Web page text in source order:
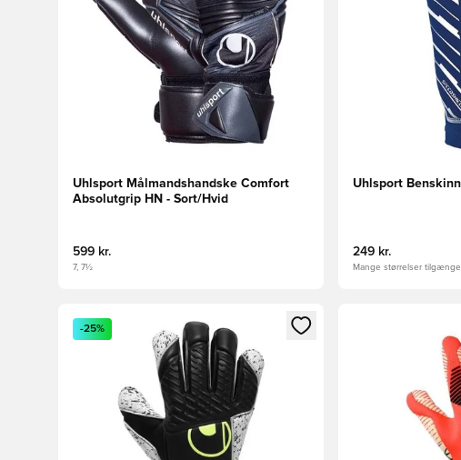
Uhlsport Målmandshandske Comfort
Absolutgrip HN - Sort/Hvid
599 kr.
7, 7½
Uhlsport
249 kr.
Mange størrelser
Åbner en Modal til at logge ind eller tilmelde dig som medlem
-25%
Åbner en Modal